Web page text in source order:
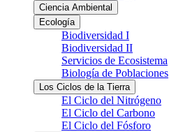
Ciencia Ambiental
Ecología
Biodiversidad I
Biodiversidad II
Servicios de Ecosistema
Biología de Poblaciones
Los Ciclos de la Tierra
El Ciclo del Nitrógeno
El Ciclo del Carbono
El Ciclo del Fósforo